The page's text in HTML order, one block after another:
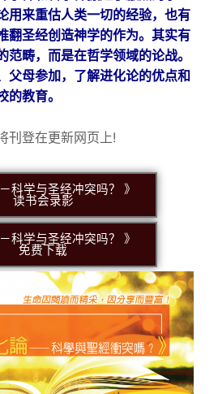
用来重估人类一切的经验，也有
翻圣经创造神学的作为。其实有
范畴，而是在哲学领域的论战。
父母参加，了解进化论的优点和
的教育。
刊登在更新网页上!
科学与圣经冲突吗？ 》
读书会录影
科学与圣经冲突吗？ 》
免费下载